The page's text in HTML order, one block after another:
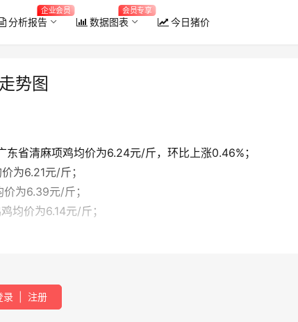
分析报告
企业会员
数据图表
会员专享
今日猪价
势图
省清麻项鸡均价为6.24元/斤，环比上涨0.46%；
为6.21元/斤；
为6.39元/斤；
均价为6.14元/斤；
录 注册